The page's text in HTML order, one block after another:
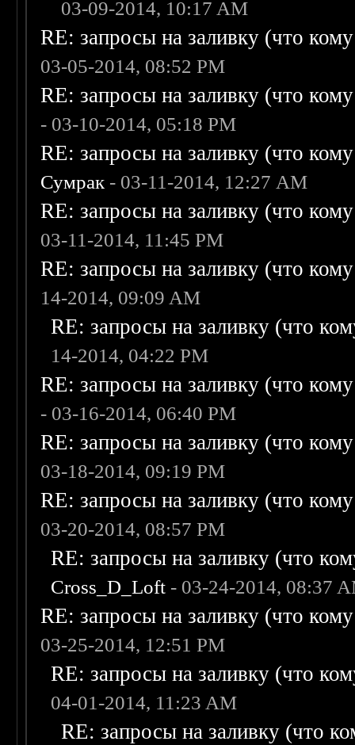
03-09-2014, 10:17 AM
RE: запросы на заливку (что
03-05-2014, 08:52 PM
RE: запросы на заливку (что
- 03-10-2014, 05:18 PM
RE: запросы на заливку (что
Сумрак - 03-11-2014, 12:27 AM
RE: запросы на заливку (что
03-11-2014, 11:45 PM
RE: запросы на заливку (что
14-2014, 09:09 AM
RE: запросы на заливку (что
14-2014, 04:22 PM
RE: запросы на заливку (что
- 03-16-2014, 06:40 PM
RE: запросы на заливку (что
03-18-2014, 09:19 PM
RE: запросы на заливку (что
03-20-2014, 08:57 PM
RE: запросы на заливку (что
Cross_D_Loft - 03-24-2014, 08:37
RE: запросы на заливку (что
03-25-2014, 12:51 PM
RE: запросы на заливку (что
04-01-2014, 11:23 AM
RE: запросы на заливку (что